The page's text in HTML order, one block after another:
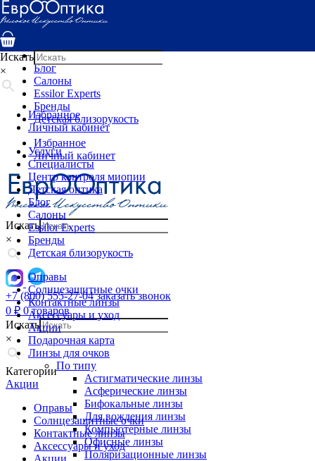
Услуги
Специалисты
Детская оптика
Блог
Салоны
Essilor Experts
Бренды
Детская близорукость
Избранное
Личный кабинет
Искать
×
+7 (800) 555-27-04 заказать звонок
0 ₽ 0 товаров
Искать
×
Категории
Акции
Оправы
Солнцезащитные очки
Контактные линзы
Аксессуары и уход
Акции
Искать
×
Избранное
Личный кабинет
Услуги
Специалисты
Центр контроля миопии
Детская оптика
Блог
Салоны
Essilor Experts
Бренды
Детская близорукость
Оправы
Солнцезащитные очки
Контактные линзы
Аксессуары и уход
Акции
Подарочная карта
Линзы для очков
По типу
Астигматические линзы
Асферические линзы
Бифокальные линзы
Для вождения линзы
Компьютерные линзы
Офисные линзы
Поляризационные линзы